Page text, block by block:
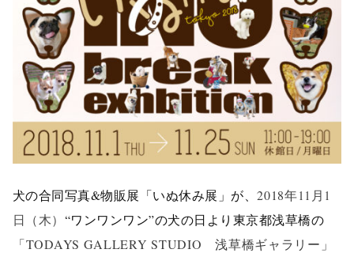
犬の合同写真&物販展「いぬ休み展」が、2018年11月1
日（木） “ワンワンワン”の犬の日より 東京都浅草橋の
「TODAYS GALLERY STUDIO 浅草橋ギャラリー」